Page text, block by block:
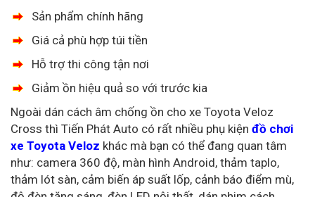
Sản phẩm chính hãng
Giá cả phù hợp túi tiền
Hỗ trợ thi công tận nơi
Giảm ồn hiệu quả so với trước kia
Ngoài dán cách âm chống ồn cho xe Toyota Veloz
Cross thì Tiến Phát Auto có rất nhiều phụ kiện đồ chơi
xe Toyota Veloz khác mà bạn có thể đang quan tâm
như: camera 360 độ, màn hình Android, thảm taplo,
thảm lót sàn, cảm biến áp suất lốp, cảnh báo điểm mù,